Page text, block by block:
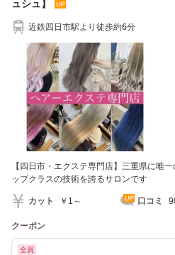
ュシュ】
近鉄四日市駅より徒歩約6分
【四日市・エクステ専門店】三重県に唯
ップクラスの技術を誇るサロンです
カット ￥1～ 口コミ
クーポン
全員